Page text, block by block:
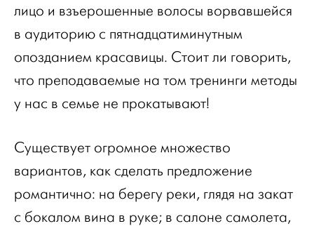
лицо и взъерошенные волосы ворвавшейся
в аудиторию с пятнадцатиминутным
опозданием красавицы. Стоит ли говорить,
что преподаваемые на том тренинги методы
у нас в семье не прокатывают!
Существует огромное множество
вариантов, как сделать предложение
романтично: на берегу реки, глядя на закат
с бокалом вина в руке; в салоне самолета,